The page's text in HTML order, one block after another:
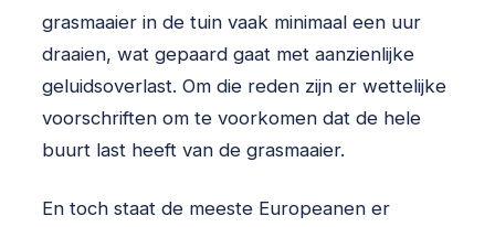
grasmaaier in de tuin vaak minimaal een uur
draaien, wat gepaard gaat met aanzienlijke
geluidsoverlast. Om die reden zijn er wettelijke
voorschriften om te voorkomen dat de hele
buurt last heeft van de grasmaaier.
En toch staat de meeste Europeanen er